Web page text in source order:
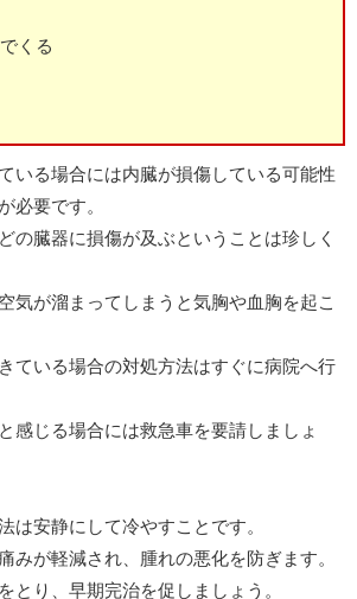
くる
いる場合には内臓が損傷している可能性
必要です。
の臓器に損傷が及ぶということは珍しく
気が溜まってしまうと気胸や血胸を起こ
ている場合の対処方法はすぐに病院へ行
感じる場合には救急車を要請しましょ
は安静にして冷やすことです。
みが軽減され、腫れの悪化を防ぎます。
とり、早期完治を促しましょう。